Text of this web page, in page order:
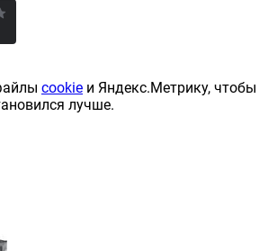
cookie и Яндекс.Метрику, чтобы
лучше.